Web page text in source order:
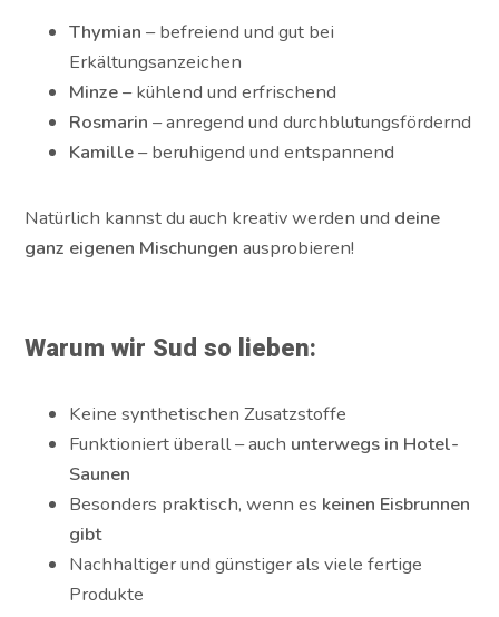
Thymian – befreiend und gut bei
Erkältungsanzeichen
Minze– kühlend und erfrischend
Rosmarin – anregend und durchblutungsfördernd
Kamille– beruhigend und entspannend
Natürlich kannst du auch kreativ werden und deine
ganz eigenen Mischungen ausprobieren!
Warum wir Sud so lieben:
Keine synthetischen Zusatzstoffe
Funktioniert überall – auch unterwegs in Hotel-
Saunen
Besonders praktisch, wenn es keinen Eisbrunnen
gibt
Nachhaltiger und günstiger als viele fertige
Produkte